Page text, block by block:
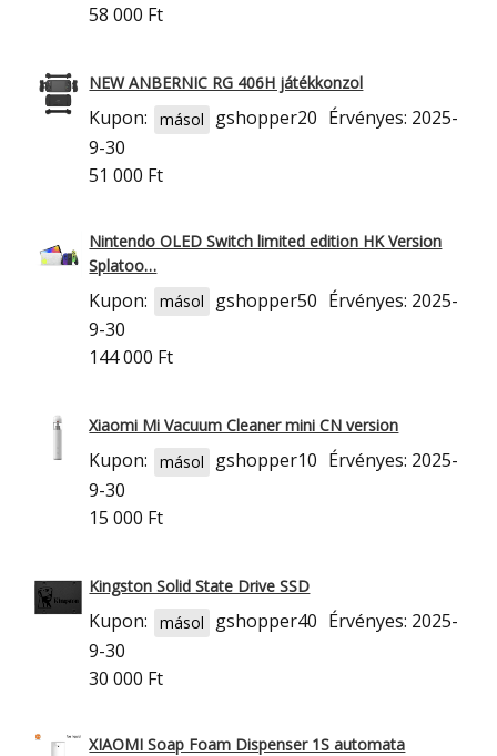
58 000 Ft
NEW ANBERNIC RG 406H játékkonzol
Kupon: másol gshopper20 Érvényes: 2025-
9-30
51 000 Ft
Nintendo OLED Switch limited edition HK Version
Splatoo…
Kupon: másol gshopper50 Érvényes: 2025-
9-30
144 000 Ft
Xiaomi Mi Vacuum Cleaner mini CN version
Kupon: másol gshopper10 Érvényes: 2025-
9-30
15 000 Ft
Kingston Solid State Drive SSD
Kupon: másol gshopper40 Érvényes: 2025-
9-30
30 000 Ft
XIAOMI Soap Foam Dispenser 1S automata